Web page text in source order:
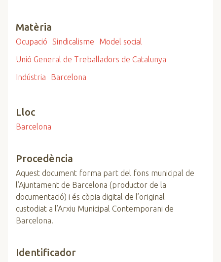
Matèria
Ocupació Sindicalisme
Model social
Unió General de Treballadors de Catalunya
Indústria
Barcelona
Lloc
Barcelona
Procedència
Aquest document forma part del fons municipal de
l’Ajuntament de Barcelona (productor de la
documentació) i és còpia digital de l’original
custodiat a l’Arxiu Municipal Contemporani de
Barcelona.
Identificador